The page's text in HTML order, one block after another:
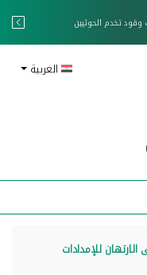
تخدم الحوثيين
العربية
للإمدادات